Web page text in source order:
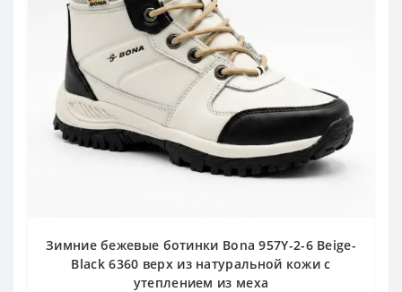
Зимние бежевые ботинки Bona 957Y-2-6 Beige-
Black 6360 верх из натуральной кожи с
утеплением из меха